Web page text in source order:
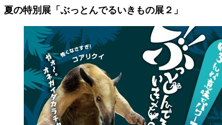
夏の特別展「ぶっとんでるいきもの展２」